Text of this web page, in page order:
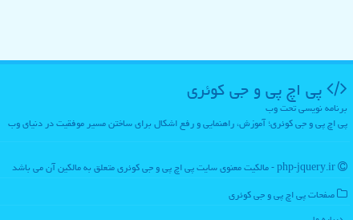
پی اچ پی و جی كوئری
برنامه نویسی تحت وب
پی اچ پی و جی کوئری؛ آموزش، راهنمایی و رفع اشکال برای ساختن مسیر موفقیت در دنیای وب
صفحات پی اچ پی و جی كوئری